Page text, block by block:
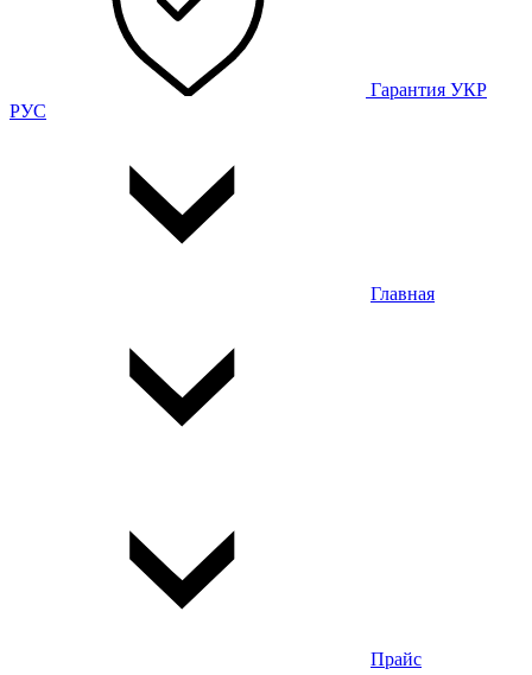
Гарантия УКР
РУС
Главная
Прайс